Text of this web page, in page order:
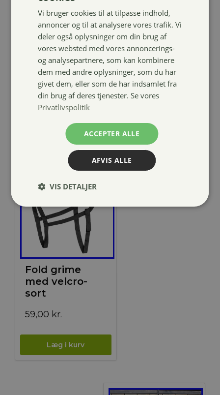
4horses Sports
front riser pad
499,00
Fold grime
med velcro-
sort
59,00 kr.
Vi bruger cookies til at tilpasse indhold,
annoncer og til at analysere vores trafik. Vi
deler også oplysninger om din brug af
vores websted med vores annoncerings-
og analysepartnere, som kan kombinere
dem med andre oplysninger, som du har
givet dem, eller som de har indsamlet fra
din brug af deres tjenester. Se vores
Privatlivspolitik
ACCEPTER ALLE
AFVIS ALLE
VIS DETALJER